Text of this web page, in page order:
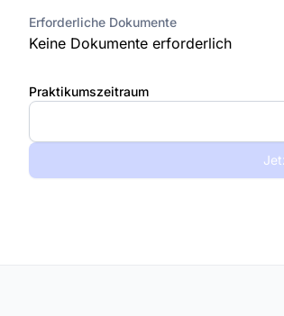
Erforderliche Dokumente
Keine Dokumente erforderlich
Praktikumszeitraum